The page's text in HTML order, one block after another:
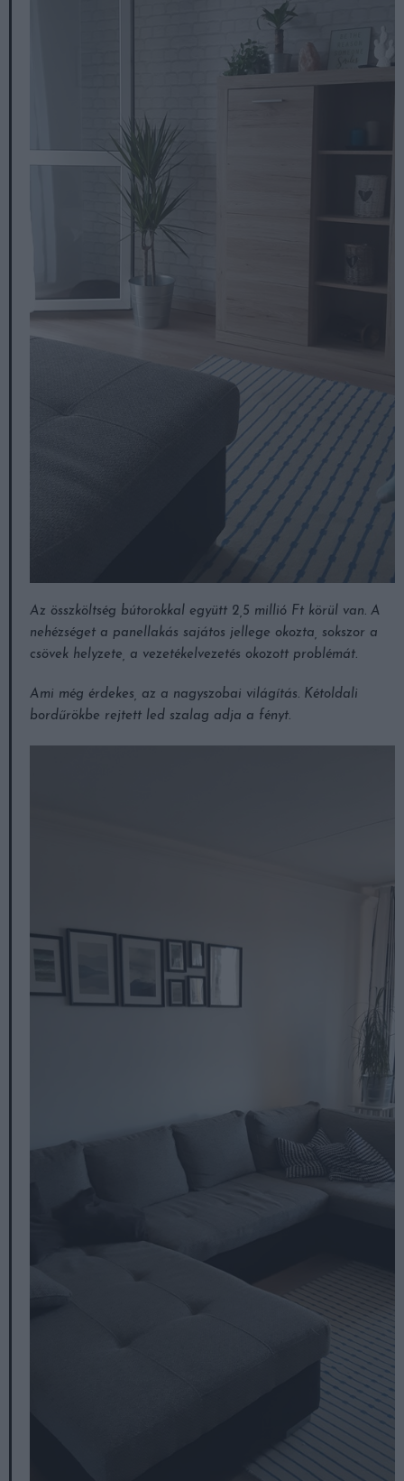
Az összköltség bútorokkal együtt 2,5 millió Ft körül van. A
nehézséget a panellakás sajátos jellege okozta, sokszor a
csövek helyzete, a vezetékelvezetés okozott problémát.
Ami még érdekes, az a nagyszobai világítás. Kétoldali
bordűrökbe rejtett led szalag adja a fényt.